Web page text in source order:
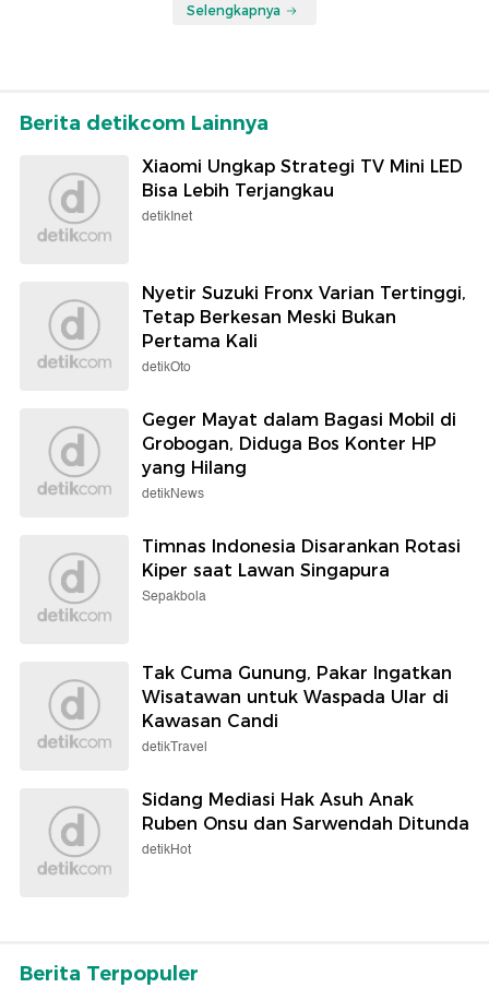
Selengkapnya
Berita detikcom Lainnya
Xiaomi Ungkap Strategi TV Mini LED
Bisa Lebih Terjangkau
detikInet
Nyetir Suzuki Fronx Varian Tertinggi,
Tetap Berkesan Meski Bukan
Pertama Kali
detikOto
Geger Mayat dalam Bagasi Mobil di
Grobogan, Diduga Bos Konter HP
yang Hilang
detikNews
Timnas Indonesia Disarankan Rotasi
Kiper saat Lawan Singapura
Sepakbola
Tak Cuma Gunung, Pakar Ingatkan
Wisatawan untuk Waspada Ular di
Kawasan Candi
detikTravel
Sidang Mediasi Hak Asuh Anak
Ruben Onsu dan Sarwendah Ditunda
detikHot
Berita Terpopuler